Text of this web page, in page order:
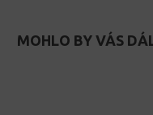
MOHLO BY VÁS